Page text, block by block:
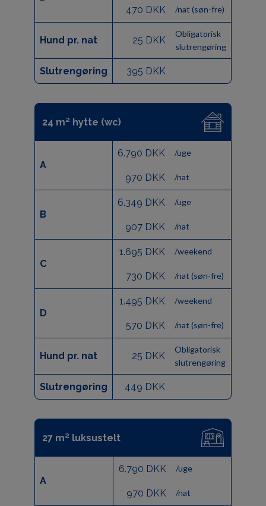
470 DKK
/nat (søn-fre)
Hund pr. nat 25 DKK
Obligatorisk
slutrengøring
Slutrengøring 395 DKK
24 m² hytte (wc)
A
6.790 DKK /uge
970 DKK /nat
B
6.349 DKK /uge
907 DKK /nat
C
1.695 DKK /weekend
730 DKK /nat (søn-fre)
D
1.495 DKK /weekend
570 DKK /nat (søn-fre)
Hund pr. nat 25 DKK
Obligatorisk
slutrengøring
Slutrengøring 449 DKK
27 m² luksustelt
A
6.790 DKK /uge
970 DKK /nat